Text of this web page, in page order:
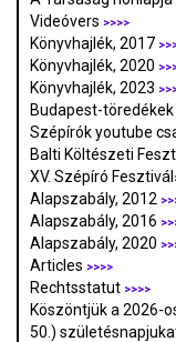
Videóvers >>>>
Könyvhajlék, 2017
Könyvhajlék, 2020
Könyvhajlék, 2023
Budapest-töredékek
Szépírók youtube
Balti Költészeti
XV. Szépíró Fesztivál
Alapszabály, 2012
Alapszabály, 2016
Alapszabály, 2020
Articles >>>>
Rechtsstatut >>>>
Köszöntjük a 2026-
50.)